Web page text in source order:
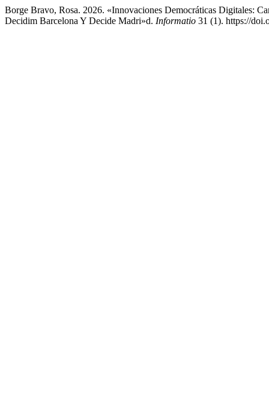
Borge Bravo, Rosa. 2026. «Innovaciones Democráticas Digitales:
Decidim Barcelona Y Decide Madri»d. Informatio 31 (1). https://